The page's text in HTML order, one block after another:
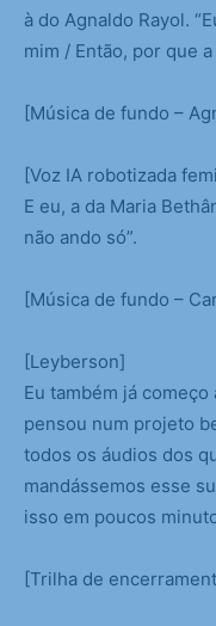
à do Agnaldo Rayol.
mim / Então, por que
[Música de fundo –
[Voz IA robotizada
E eu, a da Maria
não ando só”.
[Música de fundo –
[Leyberson]
Eu também já
pensou num projeto
todos os áudios dos
mandássemos esse
isso em poucos
[Trilha de